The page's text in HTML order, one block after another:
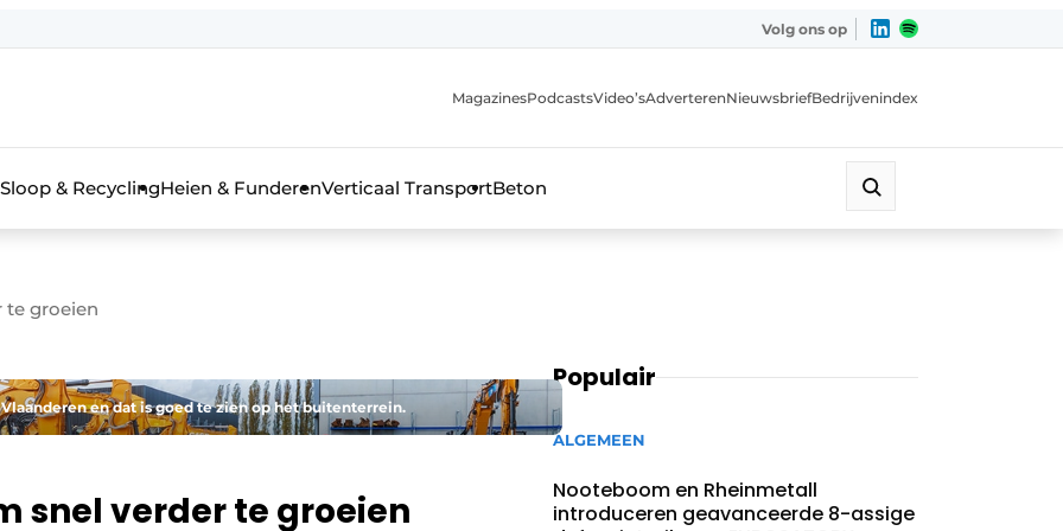
de aanmelding
voor de aanmelding FR
& bouwmachines
Volg ons op
MagazinesPodcastsVideo’sAdverterenNieuwsbriefBedrijvenindex
Sloop & RecyclingHeien & FunderenVerticaal TransportBeton
te groeien
en dat is goed te zien op het buitenterrein.
snel verder te groeien
Populair
ALGEMEEN
Nooteboom en Rheinmetall
introduceren geavanceerde 8-assige